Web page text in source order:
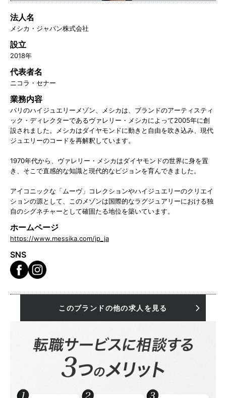
法人名
メシカ・ジャパン株式会社
設立
2018年
代表者名
ニコラ・セナー
業務内容
パリのハイジュエリーメゾン、メシカは、ブランドのアーティスティ
ック・ディレクターであるヴァレリー・メシカによって2005年に創
設されました。メシカはダイヤモンドに動きと自由を吹き込み、現代
ジュエリーのコードを再解釈しています。
1970年代から、ヴァレリー・メシカはダイヤモンドの世界に身を置
き、そこで直感的な知識と現代的なビジョンを育んできました。
アイコニックな「ムーヴ」コレクションやハイジュエリーのクリエイ
ションの源として、このメゾンは国際的なラグジュアリーにおける独
自のシグネチャーとして確固たる地位を築いています。
ホームページ
https://www.messika.com/jp_ja
SNS
このブランドの他の求人を見る